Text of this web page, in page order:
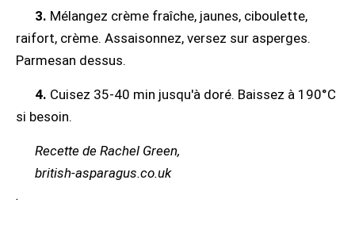
3. Mélangez crème fraîche, jaunes, ciboulette,
raifort, crème. Assaisonnez, versez sur asperges.
Parmesan dessus.
4. Cuisez 35-40 min jusqu'à doré. Baissez à 190°C
si besoin.
Recette de Rachel Green,
british-asparagus.co.uk
.